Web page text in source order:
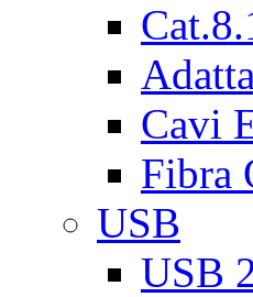
Cavi
Fibra
USB
USB